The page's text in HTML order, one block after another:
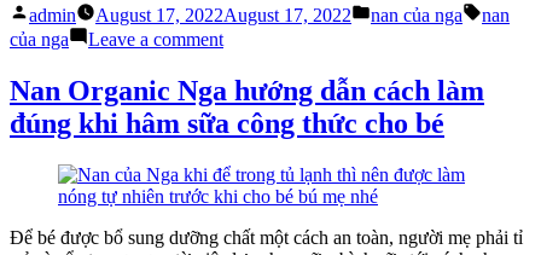
nắp
vàng”
của
Nga
nắp
xanh
nắp
vàng
HMO
là
HMO
trong
Nan
của
Nga
có
tác
dụng
Posted
by
admin August 17, 2022August 17, 2022
Posted
nan của nga Tags:
nan
của nga
Leave a commenton
hiểu
HMO
là
gì?
HMO
trong
Nan
của
Nan Organic Nga hướng dẫn cách làm
đúng khi hâm sữa công thức cho bé
Để bé được bổ sung dưỡng chất một cách an toàn, người mẹ phải tỉ